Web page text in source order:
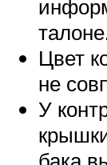
Цвет
не
У